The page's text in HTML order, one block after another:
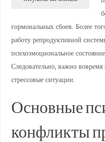
гормональных сбоев. Более
работу репродуктивной
психоэмоциональное
Следовательно, важно вовремя
стрессовые ситуации.
Основные
конфликты